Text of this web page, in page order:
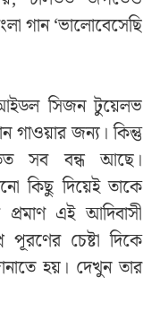
গান ‘ভালোবেসেছি
আইডল সিজন টুয়েলভ
গাওয়ার জন্য। কিন্তু
সব বন্ধ আছে।
কিছু দিয়েই তাকে
এই আদিবাসী
পূরণের চেষ্টা দিকে
হয়। দেখুন তার